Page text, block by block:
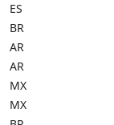
ES
BR
AR
AR
MX
MX